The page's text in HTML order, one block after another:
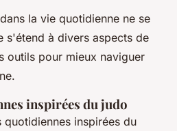
dans la vie quotidienne ne se
s'étend à divers aspects de
outils pour mieux naviguer
inspirées du judo
inspirées du